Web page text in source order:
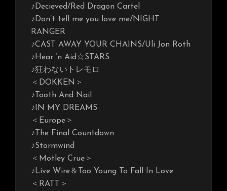
♪Decieved/Red Dragon Cartel
♪Don’t tell me you love me/NIGHT
RANGER
♪CAST AWAY YOUR CHAINS/Uli Jon Roth
♪Hear ‘n Aid☆STARS
♪狂わないトレモロ
＜DOKKEN＞
♪Tooth And Nail
♪IN MY DREAMS
＜Europe＞
♪The Final Countdown
♪Stormwind
＜Motley Crue＞
♪Live Wire＆Too Young To Fall In Love
＜RATT＞